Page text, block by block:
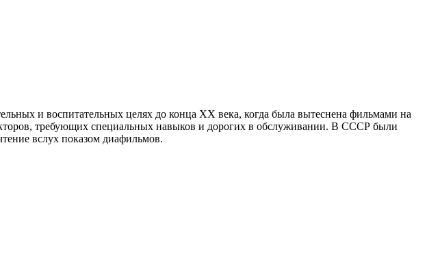
и воспитательных целях до конца XX века, когда была вытеснена фильмами на
требующих специальных навыков и дорогих в обслуживании. В СССР были
вслух показом диафильмов.